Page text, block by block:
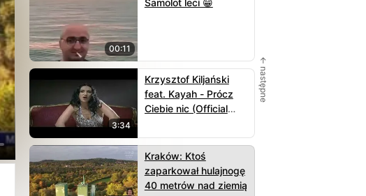
00:11
Samolot leci 😁
3:34
Krzysztof Kiljański
feat. Kayah - Prócz
Ciebie nic (Official
Kraków: Ktoś
zaparkował hulajnogę
40 metrów nad ziemią
← następne